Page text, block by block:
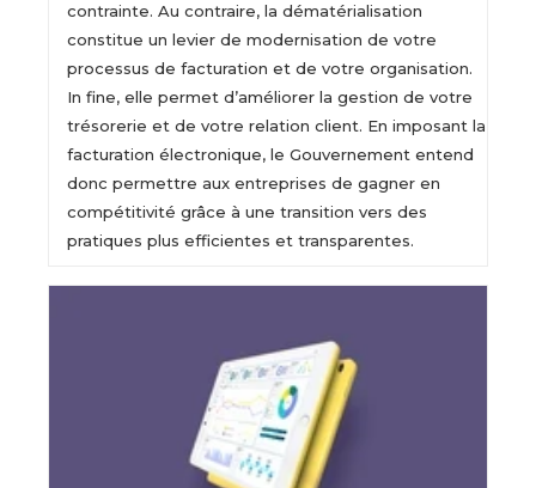
contrainte. Au contraire, la dématérialisation
constitue un levier de modernisation de votre
processus de facturation et de votre organisation.
In fine, elle permet d’améliorer la gestion de votre
trésorerie et de votre relation client. En imposant la
facturation électronique, le Gouvernement entend
donc permettre aux entreprises de gagner en
compétitivité grâce à une transition vers des
pratiques plus efficientes et transparentes.